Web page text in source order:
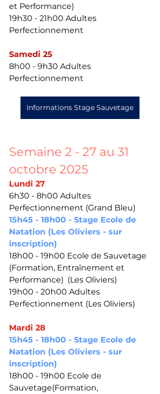
et Performance)
19h30 - 21h00 Adultes
Perfectionnement
Samedi 25
8h00 - 9h30 Adultes
Perfectionnement
Informations Stage Sauvetage
Semaine 2 - 27 au 31
octobre 2025
Lundi 27
6h30 - 8h00 Adultes
Perfectionnement (Grand Bleu)
15h45 - 18h00 - Stage Ecole de
Natation (Les Oliviers - sur
inscription)
18h00 - 19h00 Ecole de Sauvetage
(Formation, Entraînement et
Performance)  (Les Oliviers)
19h00 - 20h00 Adultes
Perfectionnement (Les Oliviers)
Mardi 28
15h45 - 18h00 - Stage Ecole de
Natation (Les Oliviers - sur
inscription)
18h00 - 19h00 Ecole de
Sauvetage(Formation,